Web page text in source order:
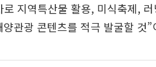
지역특산물 활용, 미식축제,
관광 콘텐츠를 적극 발굴할 것